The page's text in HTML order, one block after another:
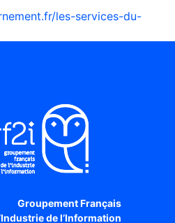
les-services-du-
Groupement Français
de l’Information